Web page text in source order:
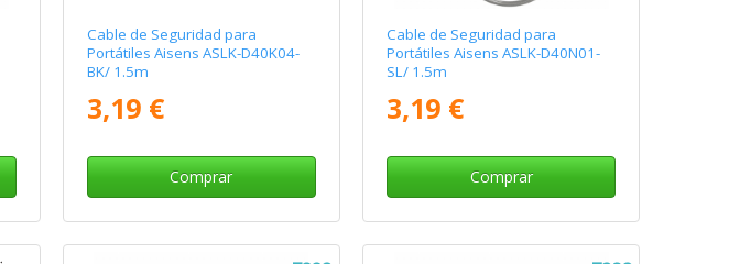
Cable de Seguridad para
Portátiles Aisens ASLK-D40K04-
BK/ 1.5m
3,19 €
Comprar
Cable de Seguridad para
Portátiles Aisens ASLK-D40N01-
SL/ 1.5m
3,19 €
Comprar